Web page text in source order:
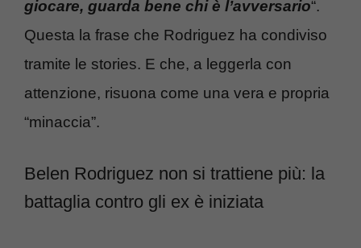
giocare, guarda bene chi è l’avversario“.
Questa la frase che Rodriguez ha condiviso
tramite le stories. E che, a leggerla con
attenzione, risuona come una vera e propria
“minaccia”.
Belen Rodriguez non si trattiene più: la
battaglia contro gli ex è iniziata